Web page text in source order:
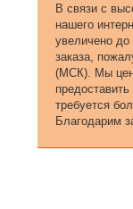
В связи с
нашего
увеличено
заказа,
(МСК). Мы
требуется
Благодарим